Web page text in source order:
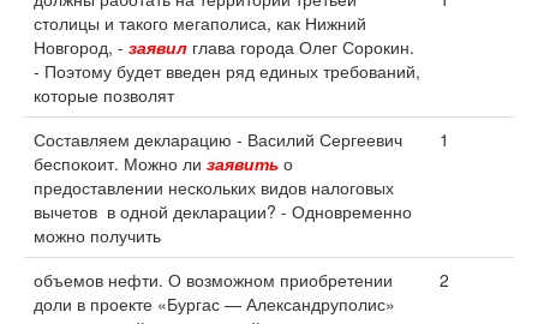
столицы и такого мегаполиса, как Нижний
Новгород, - заявил глава города Олег Сорокин.
- Поэтому будет введен ряд единых требований,
которые позволят
Составляем декларацию - Василий Сергеевич
беспокоит. Можно ли заявить о
предоставлении нескольких видов налоговых
вычетов в одной декларации? - Одновременно
можно получить
1
объемов нефти. О возможном приобретении
доли в проекте «Бургас — Александруполис»
2